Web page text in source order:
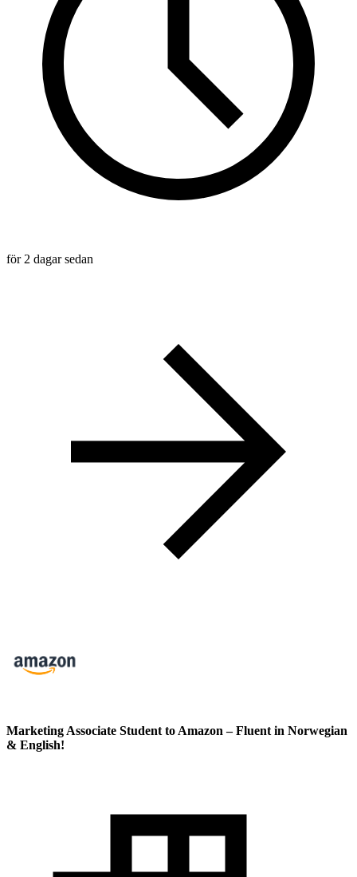
för 2 dagar sedan
Marketing Associate Student to Amazon – Fluent in Norwegian
& English!